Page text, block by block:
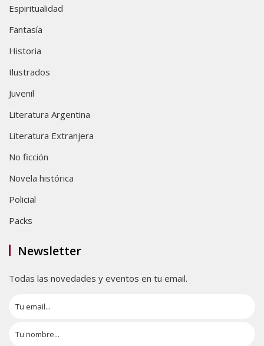
Espiritualidad
Fantasía
Historia
Ilustrados
Juvenil
Literatura Argentina
Literatura Extranjera
No ficción
Novela histórica
Policial
Packs
Newsletter
Todas las novedades y eventos en tu email.